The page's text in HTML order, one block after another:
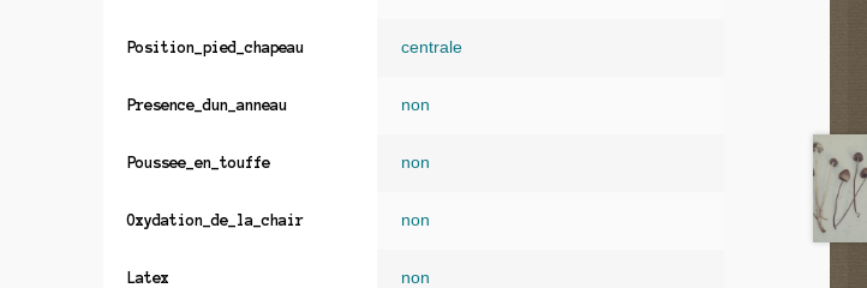
Position_pied_chapeau centrale
Presence_dun_anneau non
Poussee_en_touffe non
Oxydation_de_la_chair non
Latex non